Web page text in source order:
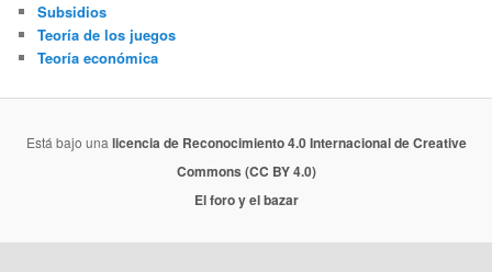
Subsidios
Teoría de los juegos
Teoría económica
Está bajo una licencia de Reconocimiento 4.0 Internacional de Creative
Commons (CC BY 4.0)
El foro y el bazar